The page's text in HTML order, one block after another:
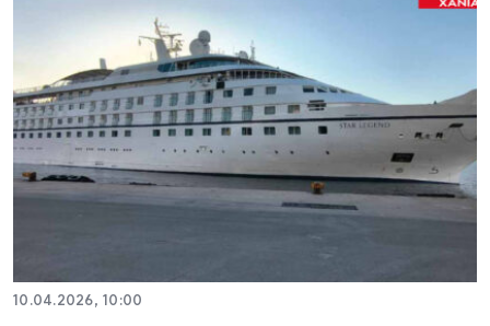
10.04.2026, 10:00